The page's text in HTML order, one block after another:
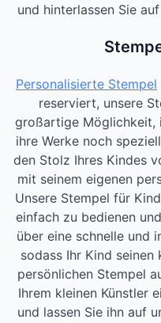
und hinterlassen Sie
Personalisierte Stempel
reserviert, unsere
großartige Möglichkeit,
ihre Werke noch
den Stolz Ihres Kindes
mit seinem eigenen
Unsere Stempel für
einfach zu bedienen
über eine schnelle und
sodass Ihr Kind seinen
persönlichen Stempel
Ihrem kleinen Künstler
und lassen Sie ihn auf